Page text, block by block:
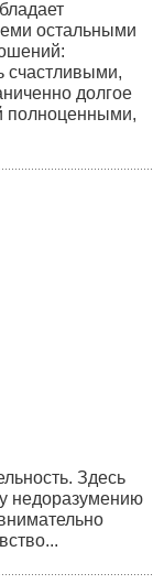
остальными
счастливыми,
долгое
полноценными,
Здесь
недоразумению